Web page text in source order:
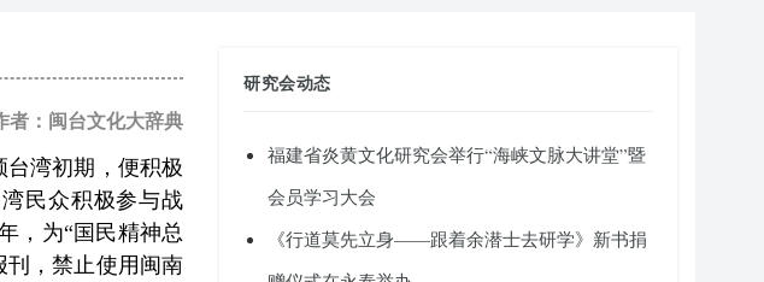
者：闽台文化大辞典
台湾初期，便积极
民众积极参与战
，为“国民精神总
刊，禁止使用闽南
研究会动态
福建省炎黄文化研究会举行“海峡文脉大讲堂”暨
会员学习大会
《行道莫先立身——跟着余潜士去研学》新书捐